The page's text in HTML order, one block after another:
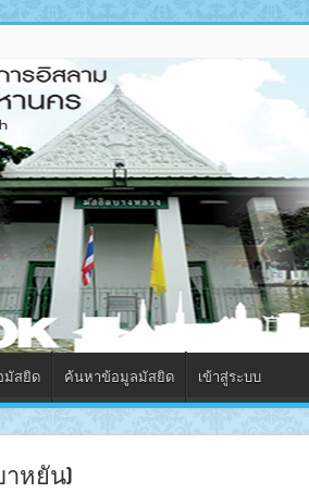
มัสยิด ค้นหาข้อมูลมัสยิด เข้าสู่ระบบ
าหยัน)